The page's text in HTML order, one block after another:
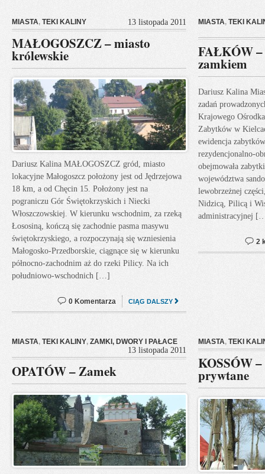
MIASTA, TEKI KALINY 13 listopada 2011
MAŁOGOSZCZ – miasto
królewskie
Dariusz Kalina MAŁOGOSZCZ gród, miasto
lokacyjne Małogoszcz położony jest od Jędrzejowa
18 km, a od Chęcin 15. Położony jest na
pograniczu Gór Świętokrzyskich i Niecki
Włoszczowskiej. W kierunku wschodnim, za rzeką
Łososiną, kończą się zachodnie pasma masywu
świętokrzyskiego, a rozpoczynają się wzniesienia
Małogosko-Przedborskie, ciągnące się w kierunku
północno-zachodnim aż do rzeki Pilicy. Na ich
południowo-wschodnich […]
CIĄG DALSZY
0 Komentarza
MIASTA, TEKI
FAŁKÓW –
zamkiem
Dariusz Kalina
zadań
Krajowego
Zabytków w
ewidencja
rezydencjonalno-
obejmowała
województwa
lewobrzeżnej
Nidzicą, Pilicą i
administracyjnej
2
MIASTA, TEKI KALINY, ZAMKI, DWORY I PAŁACE
13 listopada 2011
OPATÓW – Zamek
MIASTA, TEKI
KOSSÓW
prywtane